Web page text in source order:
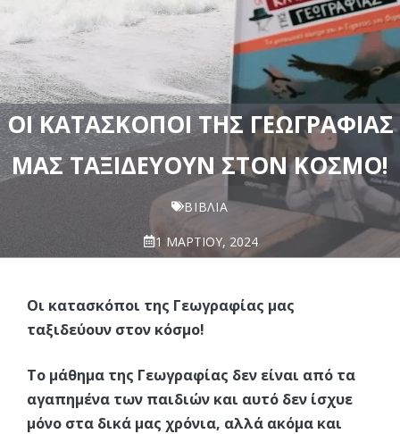
ΟΙ ΚΑΤΑΣΚΌΠΟΙ ΤΗΣ ΓΕΩΓΡΑΦΊΑΣ
ΜΑΣ ΤΑΞΙΔΕΎΟΥΝ ΣΤΟΝ ΚΌΣΜΟ!
ΒΙΒΛΊΑ
1 ΜΑΡΤΊΟΥ, 2024
Οι κατασκόποι της Γεωγραφίας μας
ταξιδεύουν στον κόσμο!
Το μάθημα της Γεωγραφίας δεν είναι από τα
αγαπημένα των παιδιών και αυτό δεν ίσχυε
μόνο στα δικά μας χρόνια, αλλά ακόμα και